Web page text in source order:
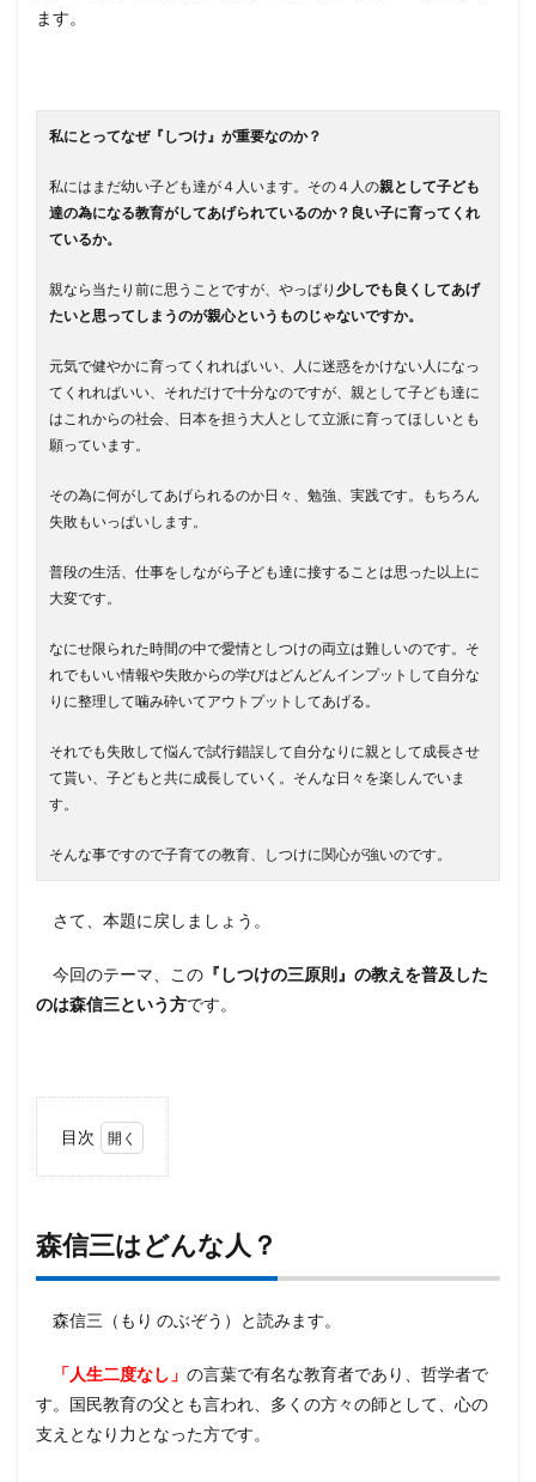
ます。
私にとってなぜ『しつけ』が重要なのか？
私にはまだ幼い子ども達が４人います。その４人の親として子ども
達の為になる教育がしてあげられているのか？良い子に育ってくれ
ているか。
親なら当たり前に思うことですが、やっぱり 少しでも良くしてあげ
たいと思ってしまうのが親心というものじゃないですか。
元気で健やかに育ってくれればいい、人に迷惑をかけない人になっ
てくれればいい、それだけで十分なのですが、親として子ども達に
はこれからの社会、日本を担う大人として立派に育ってほしいとも
願っています。
その為に何がしてあげられるのか日々、勉強、実践です。もちろん
失敗もいっぱいします。
普段の生活、仕事をしながら子ども達に接することは思った以上に
大変です。
なにせ限られた時間の中で愛情としつけの両立は難しいのです。そ
れでもいい情報や失敗からの学びはどんどんインプットして自分な
りに整理して噛み砕いてアウトプットしてあげる。
それでも失敗して悩んで試行錯誤して自分なりに親として成長させ
て貰い、子どもと共に成長していく。そんな日々を楽しんでいま
す。
そんな事ですので子育ての教育、しつけに関心が強いのです。
さて、本題に戻しましょう。
今回のテーマ、この 『しつけの三原則』の教えを普及した
のは森信三という方です。
目次
どん
な
人？
2
三原
則と
は
森信三はどんな人？
森信三（もり のぶぞう）と読みます。
「人生二度なし」 の言葉で有名な教育者であり、哲学者で
す。国民教育の父とも言われ、多くの方々の師として、心の
支えとなり力となった方です。